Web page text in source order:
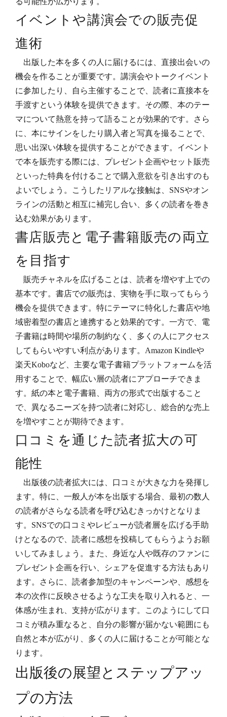
イベントや講演会での販売促
進術
出版した本を多くの人に届けるには、直接出会いの
機会を作ることが重要です。講演会やトークイベント
に参加したり、自ら主催することで、読者に直接本を
手渡すという体験を提供できます。その際、本のテー
マについて熱意を持って語ることが効果的です。さら
に、本にサインをしたり購入者と写真を撮ることで、
思い出深い体験を提供することができます。イベント
で本を販売する際には、プレゼント企画やセット販売
といった特典を付けることで購入意欲を引き出すのも
よいでしょう。こうしたリアルな接触は、SNSやオン
ラインの活動と相互に補完し合い、多くの読者を巻き
込む効果があります。
書店販売と電子書籍販売の両立
を目指す
販売チャネルを広げることは、読者を増やす上での
基本です。書店での販売は、実物を手に取ってもらう
機会を提供できます。特にテーマに特化した書店や地
域密着型の書店と連携すると効果的です。一方で、電
子書籍は時間や場所の制約なく、多くの人にアクセス
してもらいやすい利点があります。Amazon Kindleや
楽天Koboなど、主要な電子書籍プラットフォームを活
用することで、幅広い層の読者にアプローチできま
す。紙の本と電子書籍、両方の形式で出版すること
で、異なるニーズを持つ読者に対応し、総合的な売上
を増やすことが期待できます。
口コミを通じた読者拡大の可
能性
出版後の読者拡大には、口コミが大きな力を発揮し
ます。特に、一般人が本を出版する場合、最初の数人
の読者がさらなる読者を呼び込むきっかけとなりま
す。SNSでの口コミやレビューが読者層を広げる手助
けとなるので、読者に感想を投稿してもらうようお願
いしてみましょう。また、身近な人や既存のファンに
プレゼント企画を行い、シェアを促進する方法もあり
ます。さらに、読者参加型のキャンペーンや、感想を
本の次作に反映させるような工夫を取り入れると、一
体感が生まれ、支持が広がります。このようにして口
コミが積み重なると、自分の影響が届かない範囲にも
自然と本が広がり、多くの人に届けることが可能とな
ります。
出版後の展望とステップアッ
プの方法